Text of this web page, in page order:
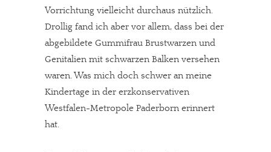
Vorrichtung vielleicht durchaus nützlich.
Drollig fand ich aber vor allem, dass bei der
abgebildete Gummifrau Brustwarzen und
Genitalien mit schwarzen Balken versehen
waren. Was mich doch schwer an meine
Kindertage in der erzkonservativen
Westfalen-Metropole Paderborn erinnert
hat.